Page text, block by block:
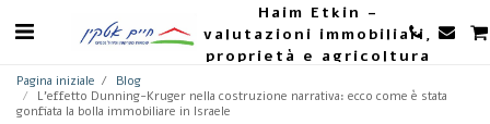
Haim Etkin -
valutazioni immobiliari,
proprietà e agricoltura
Pagina iniziale
Blog
L'effetto Dunning-Kruger nella costruzione narrativa: ecco come è stata
gonfiata la bolla immobiliare in Israele